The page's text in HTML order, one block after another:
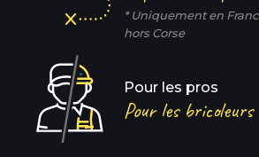
* Uniquement en
hors Corse
Pour les pros
Pour les bricoleurs